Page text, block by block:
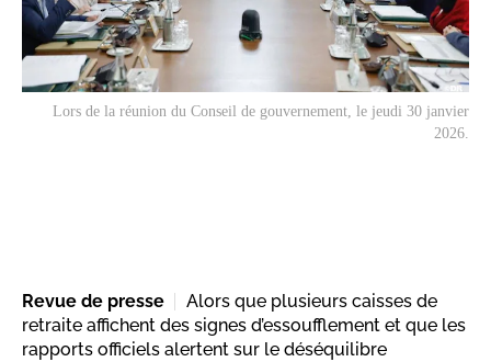
Lors de la réunion du Conseil de gouvernement, le jeudi 30 janvier
2026.
Revue de presse
Alors que plusieurs caisses de
retraite affichent des signes d’essoufflement et que les
rapports officiels alertent sur le déséquilibre